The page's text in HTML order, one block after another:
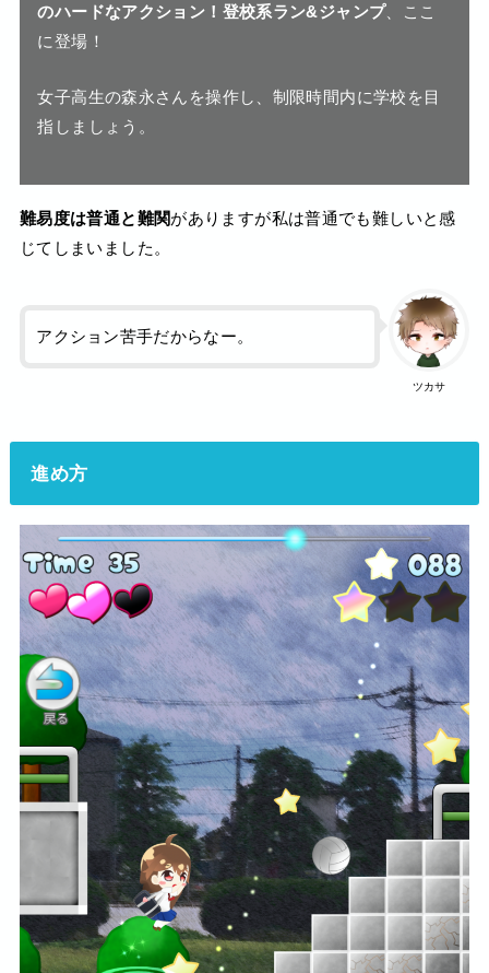
のハードなアクション！登校系ラン&ジャンプ、ここ
に登場！
女子高生の森永さんを操作し、制限時間内に学校を目
指しましょう。
難易度は普通と難関がありますが私は普通でも難しいと感
じてしまいました。
ツカサ
アクション苦手だからなー。
進め方